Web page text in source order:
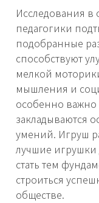
Исследования в
педагогики
подобранные
способствуют
мелкой
мышления и
особенно
закладываются
умений. Игруш
лучшие
стать тем
строиться
обществе.